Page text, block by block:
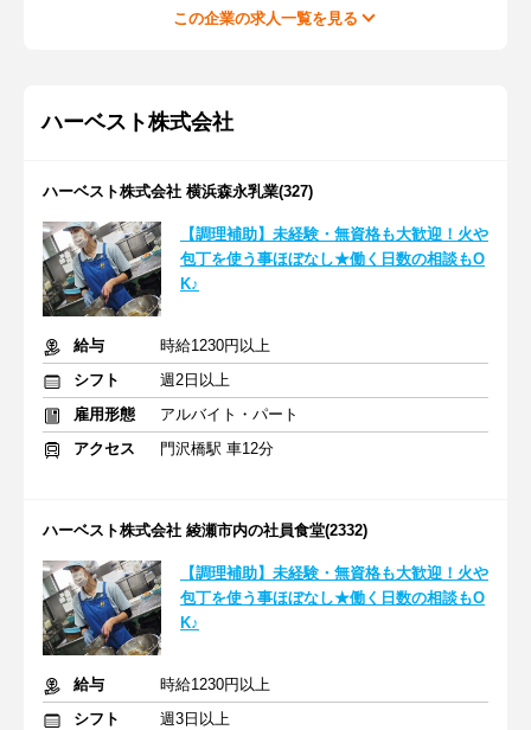
この企業の求人一覧を見る
ハーベスト株式会社
ハーベスト株式会社 横浜森永乳業(327)
【調理補助】未経験・無資格も大歓迎！火や
包丁を使う事ほぼなし★働く日数の相談もO
K♪
給与
時給1230円以上
シフト
週2日以上
雇用形態
アルバイト・パート
アクセス
門沢橋駅 車12分
ハーベスト株式会社 綾瀬市内の社員食堂(2332)
【調理補助】未経験・無資格も大歓迎！火や
包丁を使う事ほぼなし★働く日数の相談もO
K♪
給与
時給1230円以上
シフト
週3日以上